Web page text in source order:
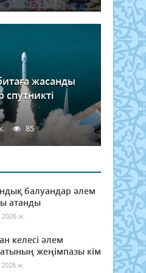
жасанды
спутникті
85
балуандар әлем
атанды
ж.
келесі әлем
жеңімпазы кім
ж.